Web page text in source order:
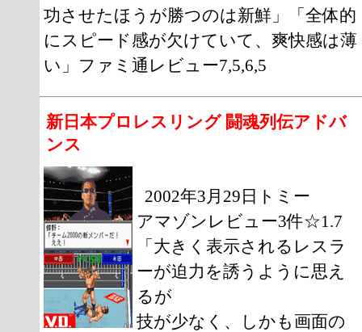
功させたほうが勝つのは新鮮」「全体的
にスピード感が欠けていて、爽快感は薄
い」ファミ通レビュー7,5,6,5
新日本プロレスリング 闘魂列伝アドバ
ンス
2002年3月29日トミー
アマゾンレビュー3件☆1.7
「大きく表示されるレスラ
ーが迫力を誘うように思え
るが
技が少なく、しかも画面の